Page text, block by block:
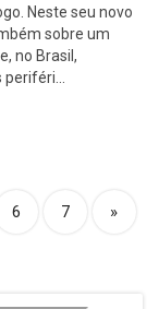
Neste seu novo
sobre um
no Brasil,
6 7 »